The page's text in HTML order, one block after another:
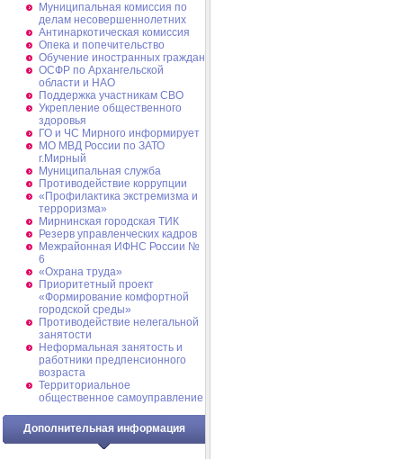
Муниципальная комиссия по
делам несовершеннолетних
Антинаркотическая комиссия
Опека и попечительство
Обучение иностранных граждан
ОСФР по Архангельской
области и НАО
Поддержка участникам СВО
Укрепление общественного
здоровья
ГО и ЧС Мирного информирует
МО МВД России по ЗАТО
г.Мирный
Муниципальная cлужба
Противодействие коррупции
«Профилактика экстремизма и
терроризма»
Мирнинская городская ТИК
Резерв управленческих кадров
Межрайонная ИФНС России №
6
«Охрана труда»
Приоритетный проект
«Формирование комфортной
городской среды»
Противодействие нелегальной
занятости
Неформальная занятость и
работники предпенсионного
возраста
Территориальное
общественное самоуправление
Дополнительная информация